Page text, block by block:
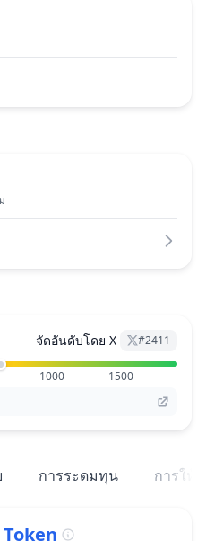
จัดอันดับโดย X #2411
1000
1500
การระดมทุน การให้